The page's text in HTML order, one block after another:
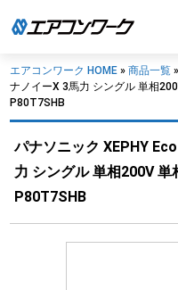
エアコンワーク HOME » 商品一覧 »
ナノイーX 3馬力 シングル 単相
P80T7SHB
パナソニック XEPHY
力 シングル 単相200V
P80T7SHB